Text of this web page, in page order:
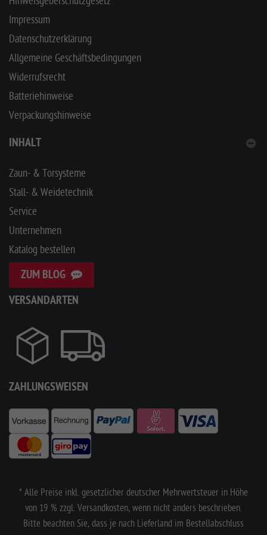
Impressum
Datenschutzerklärung
Allgemeine Geschäftsbedingungen
Widerrufsrecht
Batteriehinweise
Verpackungshinweise
INHALT
Zaun- & Torsysteme
Stall- & Weidetechnik
Service
Unternehmen
Katalog bestellen
ZUM BLOG
VERSANDARTEN
ZAHLUNGSWEISEN
* Alle Preise inkl. gesetzlicher deutscher Mehrwertsteuer in Höhe
von 19 % zzgl. Versandkosten, wenn nicht anders beschrieben.
Bitte beachten Sie, dass je nach Lieferland im Bestellabschluss